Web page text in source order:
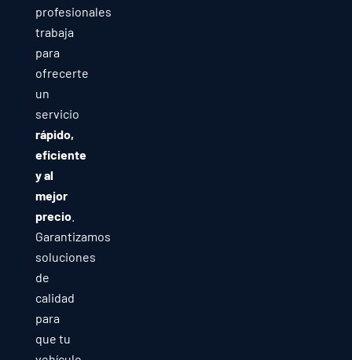
profesionales
trabaja
para
ofrecerte
un
servicio
rápido,
eficiente
y al
mejor
precio.
Garantizamos
soluciones
de
calidad
para
que tu